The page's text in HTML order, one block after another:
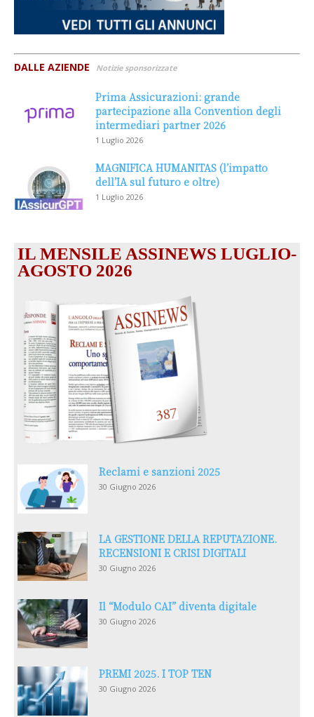
DALLE AZIENDE Notizie sponsorizzate
Prima Assicurazioni: grande
partecipazione alla Convention degli
intermediari partner 2026
1 Luglio 2026
MAGNIFICA HUMANITAS (l’impatto
dell’IA sul futuro e oltre)
1 Luglio 2026
IL MENSILE ASSINEWS LUGLIO-
AGOSTO 2026
Reclami e sanzioni 2025
30 Giugno 2026
LA GESTIONE DELLA REPUTAZIONE.
RECENSIONI E CRISI DIGITALI
30 Giugno 2026
Il “Modulo CAI” diventa digitale
30 Giugno 2026
PREMI 2025. I TOP TEN
30 Giugno 2026